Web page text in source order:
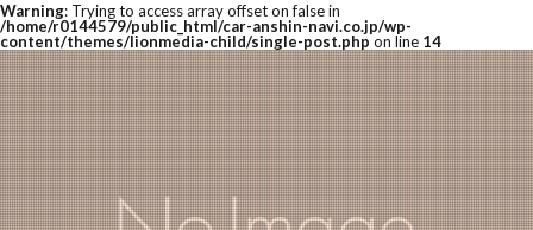
Warning: Trying to access array offset on false in
/home/r0144579/public_html/car-anshin-navi.co.jp/wp-
content/themes/lionmedia-child/single-post.php on line 14